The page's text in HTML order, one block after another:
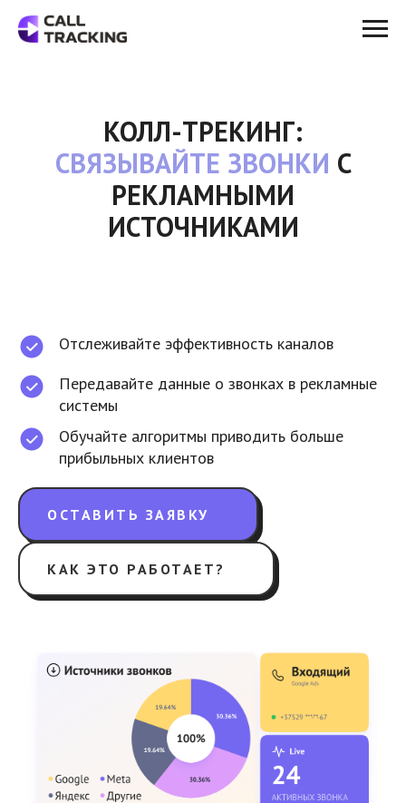
КОЛЛ-ТРЕКИНГ:
СВЯЗЫВАЙТЕ ЗВОНКИ С
РЕКЛАМНЫМИ
ИСТОЧНИКАМИ
Отслеживайте эффективность каналов
Передавайте данные о звонках в рекламные
системы
Обучайте алгоритмы приводить больше
прибыльных клиентов
ОСТАВИТЬ ЗАЯВКУ
КАК ЭТО РАБОТАЕТ?